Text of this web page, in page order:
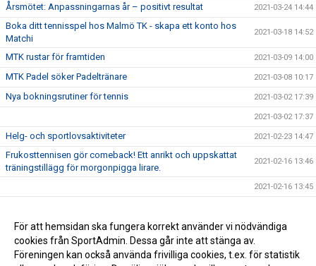
Årsmötet: Anpassningarnas år – positivt resultat 2021-03-24 14:44
Boka ditt tennisspel hos Malmö TK - skapa ett konto hos
Matchi
2021-03-18 14:52
MTK rustar för framtiden 2021-03-09 14:00
MTK Padel söker Padeltränare 2021-03-08 10:17
Nya bokningsrutiner för tennis 2021-03-02 17:39
2021-03-02 17:37
Helg- och sportlovsaktiviteter 2021-02-23 14:47
Frukosttennisen gör comeback! Ett anrikt och uppskattat
träningstillägg för morgonpigga lirare.
2021-02-16 13:46
2021-02-16 13:45
Välkommen tillbaka! 2021-02-16 13:40
2021-02-16 13:38
För att hemsidan ska fungera korrekt använder vi nödvändiga
cookies från SportAdmin. Dessa går inte att stänga av.
Föreningen kan också använda frivilliga cookies, t.ex. för statistik